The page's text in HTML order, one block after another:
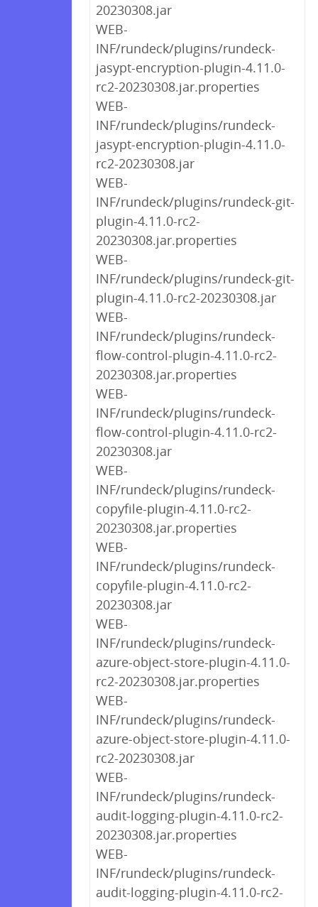
20230308.jar
WEB-
INF/rundeck/plugins/rundeck-
jasypt-encryption-plugin-4.11.0-
rc2-20230308.jar.properties
WEB-
INF/rundeck/plugins/rundeck-
jasypt-encryption-plugin-4.11.0-
rc2-20230308.jar
WEB-
INF/rundeck/plugins/rundeck-git-
plugin-4.11.0-rc2-
20230308.jar.properties
WEB-
INF/rundeck/plugins/rundeck-git-
plugin-4.11.0-rc2-20230308.jar
WEB-
INF/rundeck/plugins/rundeck-
flow-control-plugin-4.11.0-rc2-
20230308.jar.properties
WEB-
INF/rundeck/plugins/rundeck-
flow-control-plugin-4.11.0-rc2-
20230308.jar
WEB-
INF/rundeck/plugins/rundeck-
copyfile-plugin-4.11.0-rc2-
20230308.jar.properties
WEB-
INF/rundeck/plugins/rundeck-
copyfile-plugin-4.11.0-rc2-
20230308.jar
WEB-
INF/rundeck/plugins/rundeck-
azure-object-store-plugin-4.11.0-
rc2-20230308.jar.properties
WEB-
INF/rundeck/plugins/rundeck-
azure-object-store-plugin-4.11.0-
rc2-20230308.jar
WEB-
INF/rundeck/plugins/rundeck-
audit-logging-plugin-4.11.0-rc2-
20230308.jar.properties
WEB-
INF/rundeck/plugins/rundeck-
audit-logging-plugin-4.11.0-rc2-